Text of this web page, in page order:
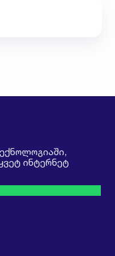
ინტერნეტ